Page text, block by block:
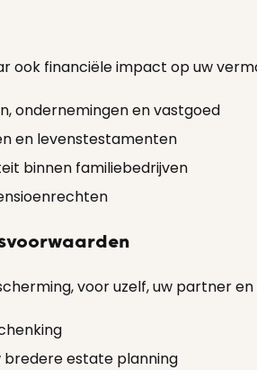
financiële impact op uw
ondernemingen en vastgoed
en levenstestamenten
binnen familiebedrijven
voor uzelf, uw partner
bredere estate planning